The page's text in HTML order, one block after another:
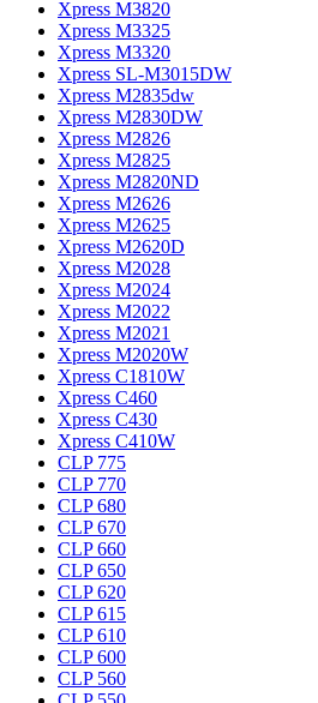
Xpress M3820
Xpress M3325
Xpress M3320
Xpress SL-M3015DW
Xpress M2835dw
Xpress M2830DW
Xpress M2826
Xpress M2825
Xpress M2820ND
Xpress M2626
Xpress M2625
Xpress M2620D
Xpress M2028
Xpress M2024
Xpress M2022
Xpress M2021
Xpress M2020W
Xpress C1810W
Xpress C460
Xpress C430
Xpress C410W
CLP 775
CLP 770
CLP 680
CLP 670
CLP 660
CLP 650
CLP 620
CLP 615
CLP 610
CLP 600
CLP 560